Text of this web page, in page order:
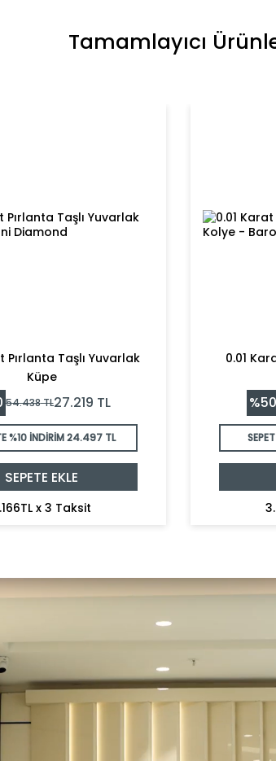
Tamamlayıcı
Pırlanta Taşlı Yuvarlak
Küpe
54.438TL27.219 TL
%10 İNDİRİM24.497 TL
SEPETE EKLE
x 3 Taksit
0.01
%50